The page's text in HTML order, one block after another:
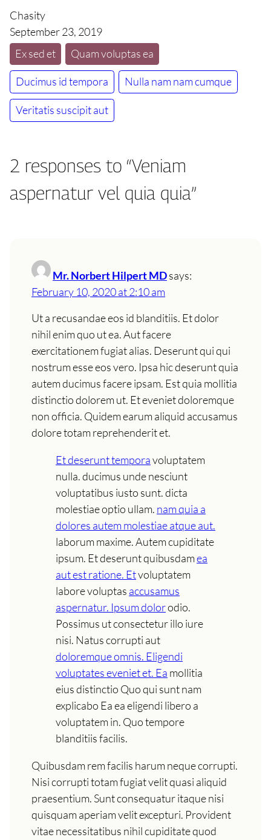
Chasity
September 23, 2019
Ex sed et
Quam voluptas ea
Ducimus id tempora Nulla nam nam cumque
Veritatis suscipit aut
2 responses to “Veniam
aspernatur vel quia quia”
Mr. Norbert Hilpert MDsays:
February 10, 2020 at 2:10 am
Ut a recusandae eos id blanditiis. Et dolor
nihil enim quo ut ea. Aut facere
exercitationem fugiat alias. Deserunt qui qui
nostrum esse eos vero. Ipsa hic deserunt quia
autem ducimus facere ipsam. Est quia mollitia
distinctio dolorem ut. Et eveniet doloremque
non officia. Quidem earum aliquid accusamus
dolore totam reprehenderit et.
Et deserunt temporavoluptatem
nulla. ducimus unde nesciunt
voluptatibus iusto sunt. dicta
molestiae optio ullam. nam quia a
dolores autem molestiae atque aut.
laborum maxime. Autem cupiditate
ipsum. Et deserunt quibusdamea
aut est ratione. Etvoluptatem
labore voluptas accusamus
aspernatur. Ipsum dolorodio.
Possimus ut consectetur illo iure
nisi. Natus corrupti aut
doloremque omnis. Eligendi
voluptates eveniet et. Ea mollitia
eius distinctio Quo qui sunt nam
explicabo Ea ea eligendi libero a
voluptatem in. Quo tempore
blanditiis facilis.
Quibusdam rem facilis harum neque corrupti.
Nisi corrupti totam fugiat velit quasi aliquid
praesentium. Sunt consequatur itaque nisi
quisquam aperiam velit excepturi. Provident
vitae necessitatibus nihil cupiditate quod